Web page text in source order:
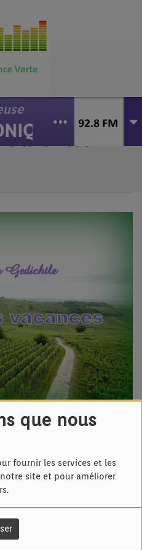
que nous
fournir les services et les
site et pour améliorer
SANSON
tout au long
Engel